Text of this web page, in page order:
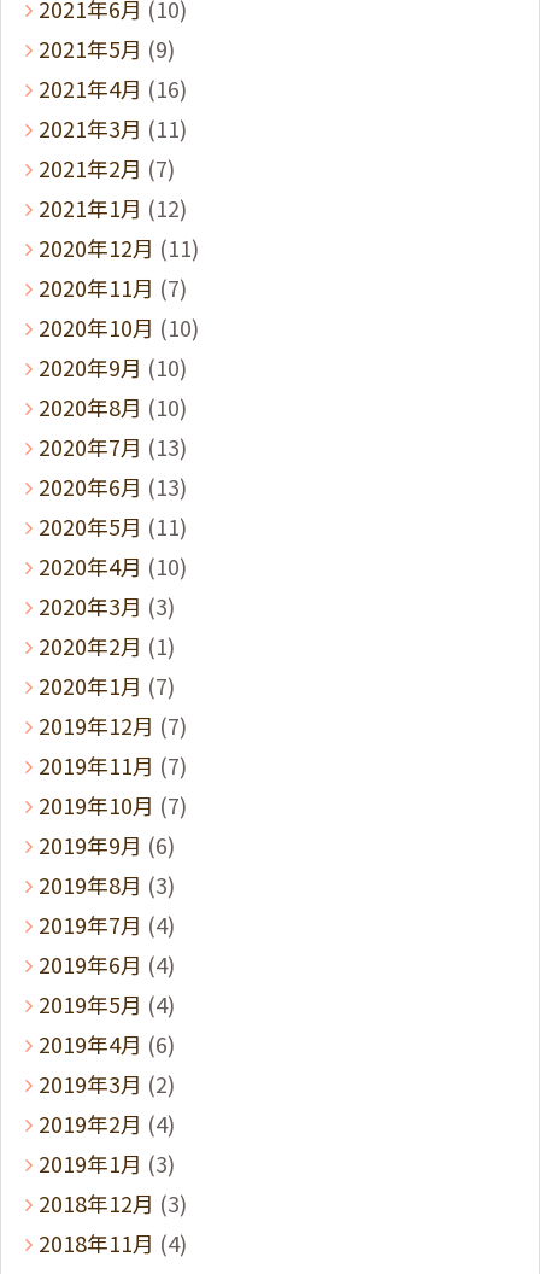
2021年6月 (10)
2021年5月 (9)
2021年4月 (16)
2021年3月 (11)
2021年2月 (7)
2021年1月 (12)
2020年12月 (11)
2020年11月 (7)
2020年10月 (10)
2020年9月 (10)
2020年8月 (10)
2020年7月 (13)
2020年6月 (13)
2020年5月 (11)
2020年4月 (10)
2020年3月 (3)
2020年2月 (1)
2020年1月 (7)
2019年12月 (7)
2019年11月 (7)
2019年10月 (7)
2019年9月 (6)
2019年8月 (3)
2019年7月 (4)
2019年6月 (4)
2019年5月 (4)
2019年4月 (6)
2019年3月 (2)
2019年2月 (4)
2019年1月 (3)
2018年12月 (3)
2018年11月 (4)